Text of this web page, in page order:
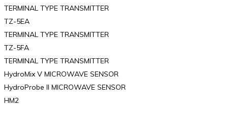
TERMINAL TYPE TRANSMITTER
TZ-5EA
TERMINAL TYPE TRANSMITTER
TZ-5FA
TERMINAL TYPE TRANSMITTER
HydroMix V MICROWAVE SENSOR
HydroProbe II MICROWAVE SENSOR
HM2